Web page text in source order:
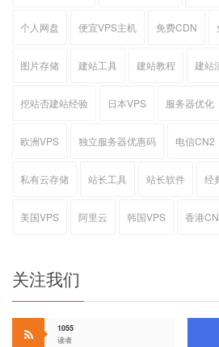
个人网盘 便宜VPS主机 免费CDN
图片存储 建站工具 建站教程 建站
挖站否建站经验 日本VPS 服务器优化
欧洲VPS 独立服务器优惠码 电信CN2
私有云存储 站长工具 站长软件 经
美国VPS 阿里云 韩国VPS 香港
关注我们
1055
读者